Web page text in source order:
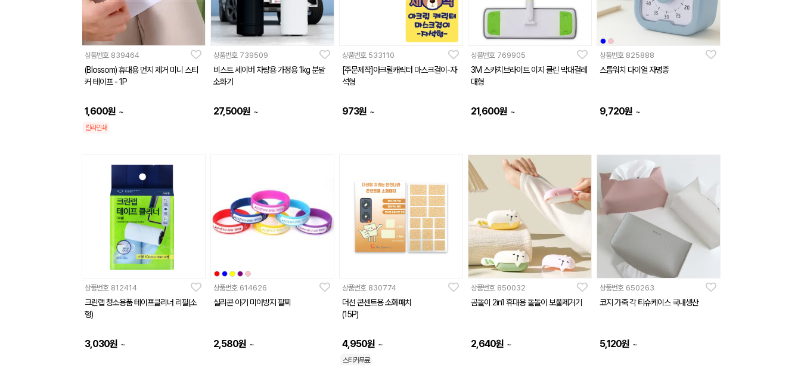
상품번호 839464
(Blossom) 휴대용 먼지 제거 미니 스티
커 테이프 - 1P
1,600원 ~
칼라인쇄
상품번호 739509
비스트 세이버 차량용 가정용 1kg 분말
소화기
27,500원 ~
상품번호 533110
[주문제작]아크릴캐릭터 마스크걸이-자
석형
973원 ~
상품번호 769905
3M 스카치브라이트 이지 클린 막대걸레
대형
21,600원 ~
상품번호 825888
스톱워치 다이얼 자명종
9,720원 ~
상품번호 812414
크린랩 청소용품 테이프클리너 리필(소
형)
3,030원 ~
상품번호 614626
실리콘 아기 미아방지 팔찌
2,580원 ~
상품번호 830774
더선 콘센트용 소화패치
(15P)
4,950원 ~
스티커무료
상품번호 850032
곰돌이 2in1 휴대용 돌돌이 보풀제거기
2,640원 ~
상품번호 650263
코지 가죽 각 티슈케이스 국내생산
5,120원 ~